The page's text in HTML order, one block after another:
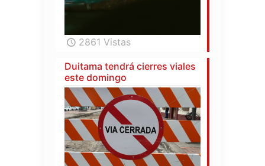
2861 Vistas
Duitama tendrá cierres viales
este domingo